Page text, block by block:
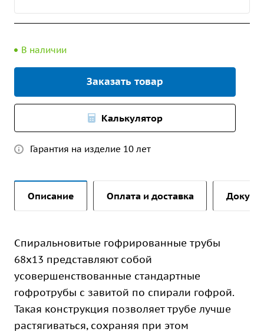
В наличии
Заказать товар
Калькулятор
Гарантия на изделие 10 лет
Описание Оплата и доставка
Спиральновитые гофрированные трубы
68х13 представляют собой
усовершенствованные стандартные
гофротрубы с завитой по спирали гофрой.
Такая конструкция позволяет трубе лучше
растягиваться, сохраняя при этом